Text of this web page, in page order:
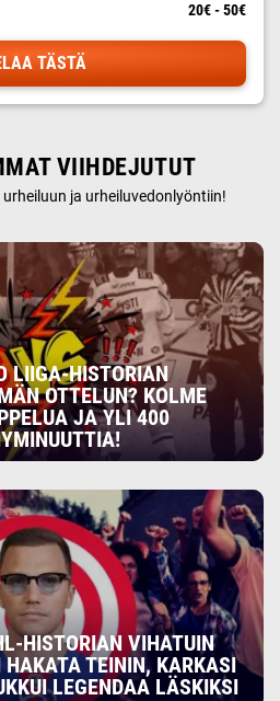
20€ - 50€
TÄSTÄ
VIIHDEJUTUT
ja urheiluvedonlyöntiin!
LIIGA-HISTORIAN
OTTELUN? KOLME
JA YLI 400
HISTORIAN VIHATUIN
TEININ, KARKASI
LEGENDAA LÄSKIKSI